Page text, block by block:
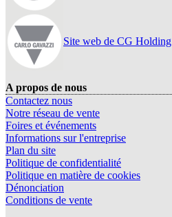
Site web de CG Holding
A propos de nous
Contactez nous
Notre réseau de vente
Foires et événements
Informations sur l'entreprise
Plan du site
Politique de confidentialité
Politique en matière de cookies
Dénonciation
Conditions de vente